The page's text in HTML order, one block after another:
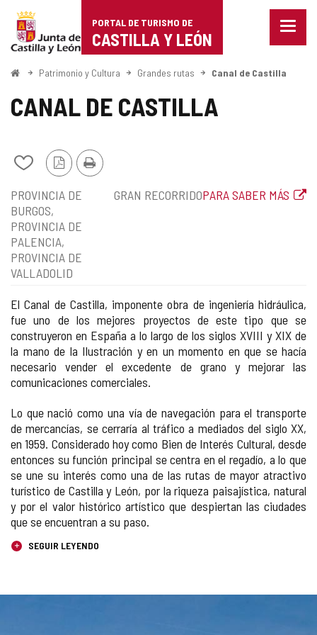
Portal
de
Turismo
de
Castilla
León
PORTAL DE TURISMO DE
CASTILLA Y LEÓN
Menu
InicioPatrimonio y Cultura Grandes rutas Canal de Castilla
CANAL DE CASTILLA
Añadir/quitar
mis
cuadernos
VersiónImprimir
Localización
PROVINCIA DE
BURGOS
PROVINCIA DE
PALENCIA
PROVINCIA DE
VALLADOLID
Tipo
de
la
ruta
GRAN RECORRIDO
Enlace
a
web
externa
PARA SABER MÁS
El Canal de Castilla, imponente obra de ingeniería hidráulica,
fue uno de los mejores proyectos de este tipo que se
construyeron en España a lo largo de los siglos XVIII y XIX de
la mano de la Ilustración y en un momento en que se hacía
necesario vender el excedente de grano y mejorar las
comunicaciones comerciales.
Lo que nació como una vía de navegación para el transporte
de mercancías, se cerraría al tráfico a mediados del siglo XX,
en 1959. Considerado hoy como Bien de Interés Cultural, desde
entonces su función principal se centra en el regadío, a lo que
se une su interés como una de las rutas de mayor atractivo
turístico de Castilla y León, por la riqueza paisajística, natural
y por el valor histórico artístico que despiertan las ciudades
que se encuentran a su paso.
SEGUIR LEYENDO